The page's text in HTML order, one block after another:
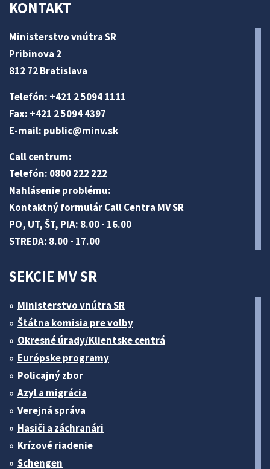
KONTAKT
Ministerstvo vnútra SR
Pribinova 2
812 72 Bratislava
Telefón: +421 2 5094 1111
Fax: +421 2 5094 4397
E-mail: public@minv.sk
Call centrum:
Telefón: 0800 222 222
Nahlásenie problému:
Kontaktný formulár Call Centra MV SR
PO, UT, ŠT, PIA: 8.00 - 16.00
STREDA: 8.00 - 17.00
SEKCIE MV SR
Ministerstvo vnútra SR
Štátna komisia pre volby
Okresné úrady/Klientske centrá
Európske programy
Policajný zbor
Azyl a migrácia
Verejná správa
Hasiči a záchranári
Krízové riadenie
Schengen